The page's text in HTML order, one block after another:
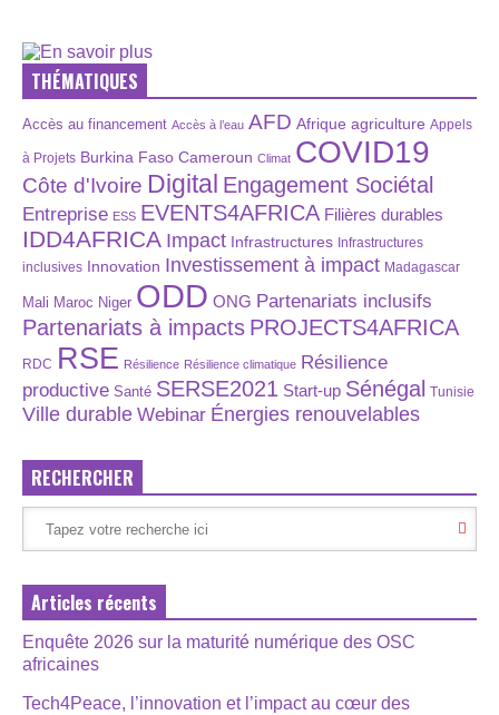
THÉMATIQUES
Accès au financement Accès à l’eau AFD Afrique agriculture Appels
à Projets Burkina Faso Cameroun Climat COVID19
Côte d'Ivoire Digital Engagement Sociétal
Entreprise ESS EVENTS4AFRICA Filières durables
IDD4AFRICA Impact Infrastructures Infrastructures
inclusives Innovation Investissement à impact Madagascar
Mali Maroc Niger ODD ONG Partenariats inclusifs
Partenariats à impacts PROJECTS4AFRICA
RDC RSE Résilience Résilience climatique Résilience
productive Santé SERSE2021 Start-up Sénégal Tunisie
Ville durable Webinar Énergies renouvelables
RECHERCHER
Articles récents
Enquête 2026 sur la maturité numérique des OSC
africaines
Tech4Peace, l’innovation et l’impact au cœur des